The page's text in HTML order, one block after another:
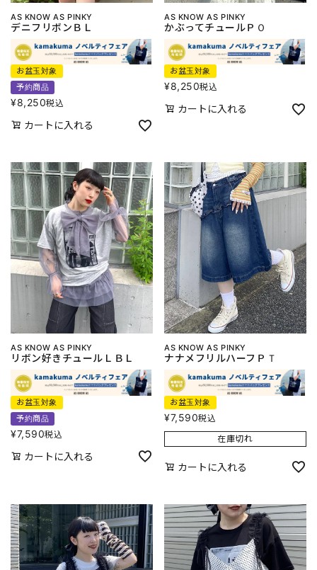
AS KNOW AS PINKY
デニフリボンＢＬ
お盆玉対象
予約商品
¥8,250税込
カートに入れる
AS KNOW AS PINKY
かぶってチュールＰＯ
お盆玉対象
¥8,250税込
カートに入れる
AS KNOW AS PINKY
リボン好きチュールＬＢＬ
お盆玉対象
予約商品
¥7,590税込
カートに入れる
AS KNOW AS PINKY
ナナメフリルハーフＰＴ
お盆玉対象
¥7,590税込
在庫切れ
カートに入れる